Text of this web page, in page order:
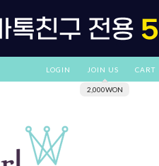
LOGIN JOIN US
2,000WON
CART